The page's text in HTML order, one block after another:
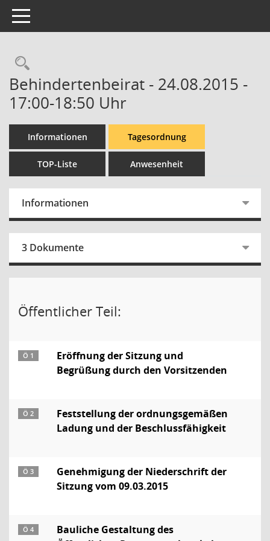
Toggle navigation
Rechercheauswahl
Behindertenbeirat - 24.08.2015 -
17:00-18:50 Uhr
Informationen Tagesordnung
TOP-Liste Anwesenheit
Informationen
3 Dokumente
Öffentlicher Teil:
Ö 1
Eröffnung der Sitzung und
Begrüßung durch den Vorsitzenden
Ö 2
Feststellung der ordnungsgemäßen
Ladung und der Beschlussfähigkeit
Ö 3
Genehmigung der Niederschrift der
Sitzung vom 09.03.2015
Ö 4
Bauliche Gestaltung des